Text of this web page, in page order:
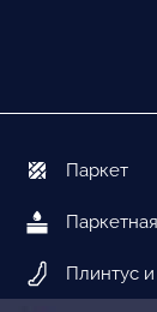
Паркет
Плинтус